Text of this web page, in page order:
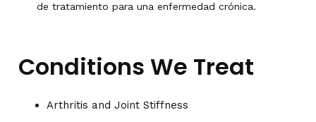
de tratamiento para una enfermedad crónica.
Conditions We Treat
Arthritis and Joint Stiffness